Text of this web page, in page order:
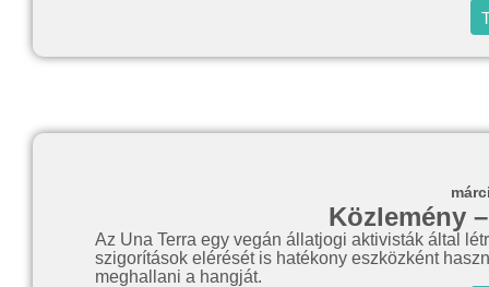
Közlemény
Az Una Terra egy vegán állatjogi aktivisták által
szigorítások elérését is hatékony eszközként
meghallani a hangját.